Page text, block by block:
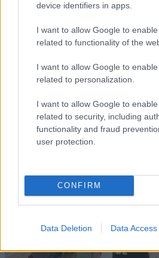
device identifiers in apps.
I want to allow Google to
related to functionality of the
I want to allow Google to
related to personalization.
I want to allow Google to
related to security, including
functionality and fraud
user protection.
CONFIRM
Data Deletion Data Access
Σύμφωνα με αυτόν ο κάθε
χωρίς να ξέρει την τιμή τους.
κάποιος πολίτης αγοράσει
προϊόντων που η τιμής τους
δολαρίων, ενημερώνεται και
εγχειρήματος είναι να
κατοίκους από το αγοράζουν
θέλουν.